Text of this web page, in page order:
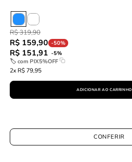
R$ 319,90
R$ 159,90 -50%
R$ 151,91 -5%
🏷 com PIX5%OFF
2x R$ 79,95
ADICIONAR AO CARRINHO
CONFERIR